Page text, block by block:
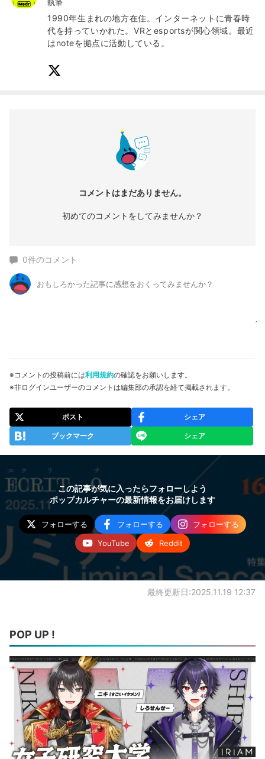
執筆
1990年生まれの地方在住。インターネットに青春時
代を持っていかれた。VRとesportsが関心領域。最近
はnoteを拠点に活動している。
コメントはまだありません。
初めてのコメントをしてみませんか？
0件のコメント
※コメントの投稿前には利用規約の確認をお願いします。
※非ログインユーザーのコメントは編集部の承認を経て掲載されます。
ポスト シェア
ブックマーク シェア
この記事が気に入ったらフォローしよう
ポップカルチャーの最新情報をお届けします
フォローする フォローする
フォローする
YouTube
Reddit
最終更新日:2025.11.19 12:37
POP UP !